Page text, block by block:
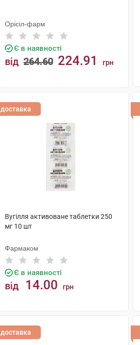
Орісіл-фарм
Є в наявності
від 264.60 224.91 грн
доставка
Вугілля активоване таблетки 250
мг 10 шт
Фармаком
Є в наявності
від 14.00 грн
доставка